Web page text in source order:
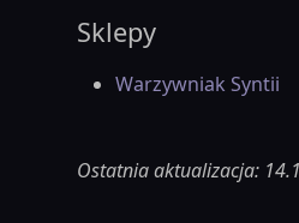
Sklepy
Warzywniak Syntii
Ostatnia aktualizacja: